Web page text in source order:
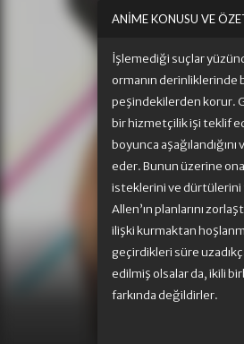
ANIME KONUSU VE
İşlemediği suçlar
ormanın derinliklerinde
peşindekilerden korur.
bir hizmetçilik işi teklif
boyunca
eder. Bunun üzerine
isteklerini ve dürtülerini
Allen’ın planlarını
ilişki kurmaktan
geçirdikleri süre
edilmiş olsalar da, ikili
farkında değildirler.